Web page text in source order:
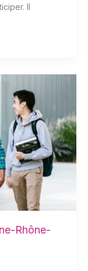
Il
Rhône-